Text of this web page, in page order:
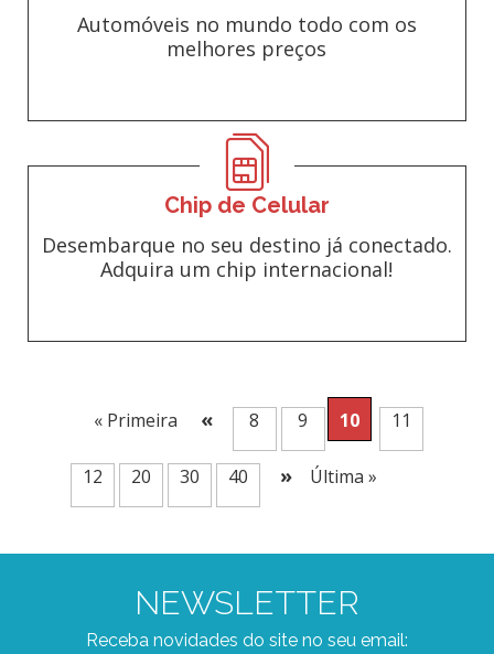
Automóveis no mundo todo com os
melhores preços
Chip de Celular
Desembarque no seu destino já conectado.
Adquira um chip internacional!
« Primeira « 8 9 10 11
12 20 30 40 » Última »
NEWSLETTER
Receba novidades do site no seu email: